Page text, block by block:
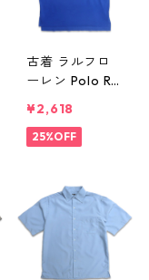
古着 ラルフロ
ーレン Polo Ral
ポロシャツ ワ
ンポイント ブ
w50528
¥2,618
25%OFF